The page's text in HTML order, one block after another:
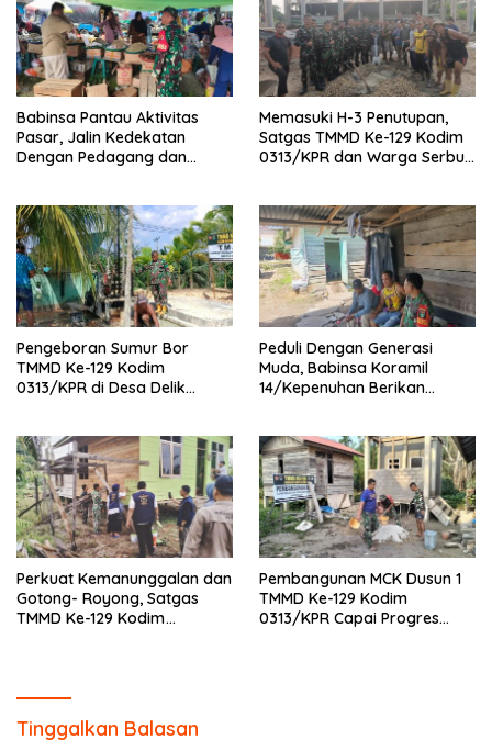
Babinsa Pantau Aktivitas
Pasar, Jalin Kedekatan
Dengan Pedagang dan
Memasuki H-3 Penutupan,
Satgas TMMD Ke-129 Kodim
0313/KPR dan Warga Serbu’
Pengeboran Sumur Bor
TMMD Ke-129 Kodim
0313/KPR di Desa Delik
Peduli Dengan Generasi
Muda, Babinsa Koramil
14/Kepenuhan Berikan
Perkuat Kemanunggalan dan
Gotong- Royong, Satgas
TMMD Ke-129 Kodim
Pembangunan MCK Dusun 1
TMMD Ke-129 Kodim
0313/KPR Capai Progres
Tinggalkan Balasan